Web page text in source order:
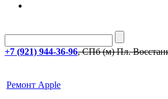
+7 (921) 944-36-96, СПб (м) Пл.
Ремонт Apple